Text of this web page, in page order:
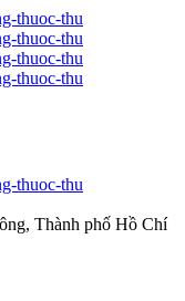
Thành phố Hồ Chí